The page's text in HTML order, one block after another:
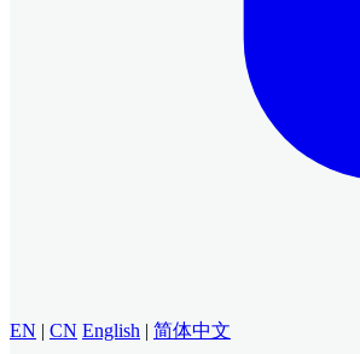
EN | CN English | 简体中文